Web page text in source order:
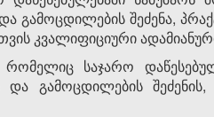
გამოცდილების შეძენა,
კვალიფიციური
საჯარო
გამოცდილების შეძენის,